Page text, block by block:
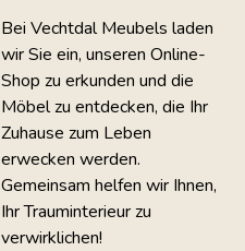
Bei Vechtdal Meubels laden
wir Sie ein, unseren Online-
Shop zu erkunden und die
Möbel zu entdecken, die Ihr
Zuhause zum Leben
erwecken werden.
Gemeinsam helfen wir Ihnen,
Ihr Trauminterieur zu
verwirklichen!